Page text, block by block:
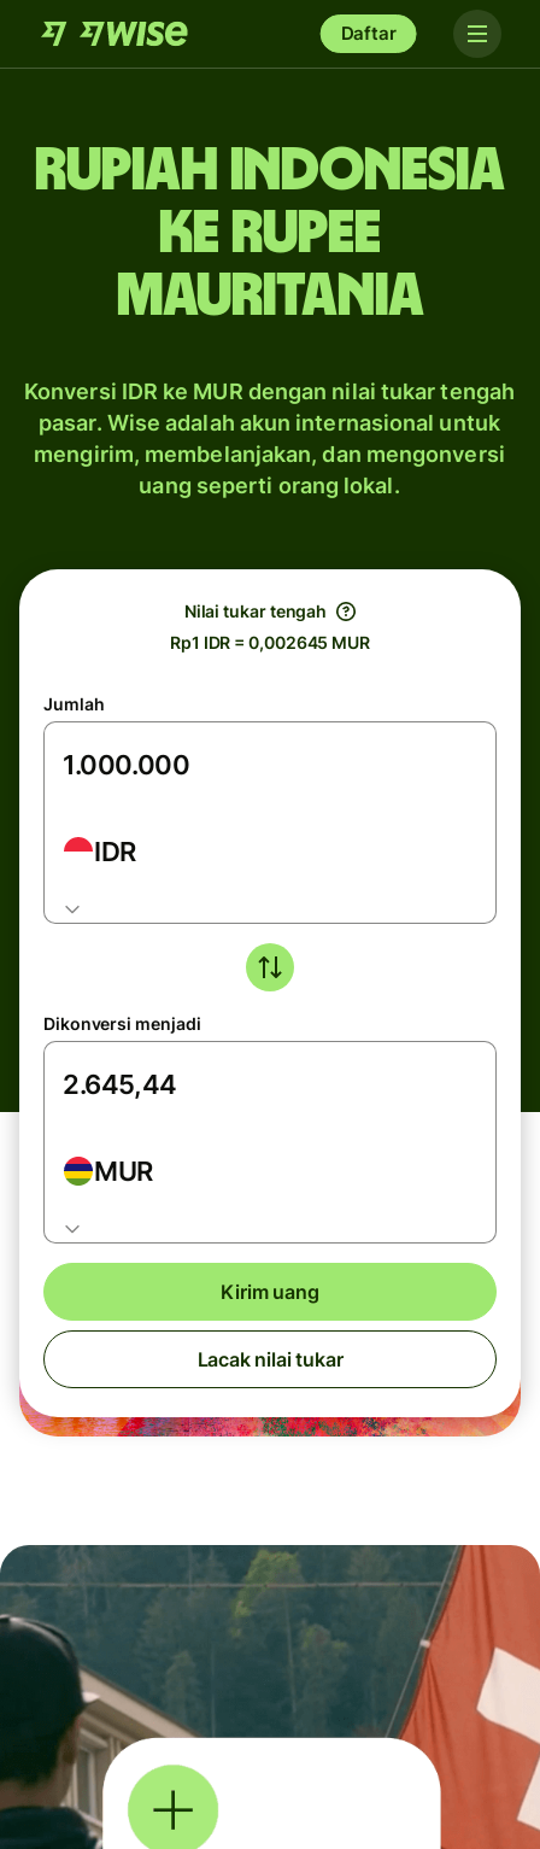
Daftar
rupiah Indonesia
ke rupee
Mauritania
Konversi IDR ke MUR dengan nilai tukar tengah
pasar. Wise adalah akun internasional untuk
mengirim, membelanjakan, dan mengonversi
uang seperti orang lokal.
Nilai tukar tengah
Rp1 IDR = 0,002645 MUR
Jumlah
IDR
Dikonversi menjadi
MUR
Kirim uang
Lacak nilai tukar